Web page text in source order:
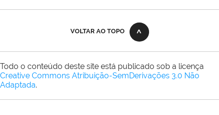
VOLTAR AO TOPO
Todo o conteúdo deste site está publicado sob a licença
Creative Commons Atribuição-SemDerivações 3.0 Não
Adaptada.